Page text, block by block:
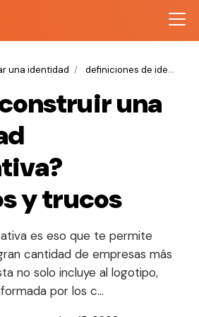
una identidad definiciones de identidad corporativa
una
y trucos
es eso que te permite
cantidad de empresas más
no solo incluye al logotipo,
por los c…